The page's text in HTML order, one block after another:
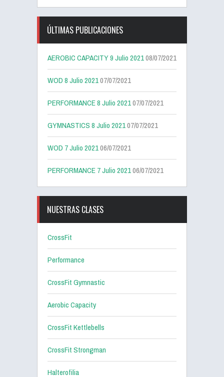
ÚLTIMAS PUBLICACIONES
AEROBIC CAPACITY 9 Julio 202108/07/2021
WOD 8 Julio 202107/07/2021
PERFORMANCE 8 Julio 202107/07/2021
GYMNASTICS 8 Julio 202107/07/2021
WOD 7 Julio 202106/07/2021
PERFORMANCE 7 Julio 202106/07/2021
NUESTRAS CLASES
CrossFit
Performance
CrossFit Gymnastic
Aerobic Capacity
CrossFit Kettlebells
CrossFit Strongman
Halterofilia